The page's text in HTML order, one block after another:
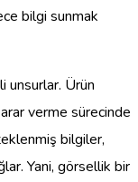
bilgi sunmak
unsurlar. Ürün
verme sürecinde
bilgiler,
Yani, görsellik bir